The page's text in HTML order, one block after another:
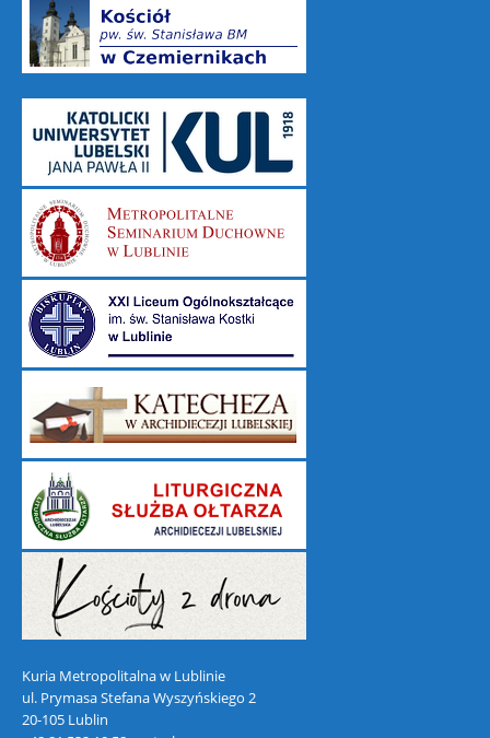
Kuria Metropolitalna w Lublinie
ul. Prymasa Stefana Wyszyńskiego 2
20-105 Lublin